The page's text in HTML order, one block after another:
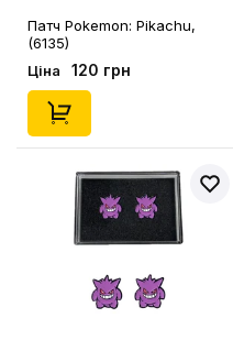
Патч Pokemon: Pikachu,
(6135)
Ціна 120 грн